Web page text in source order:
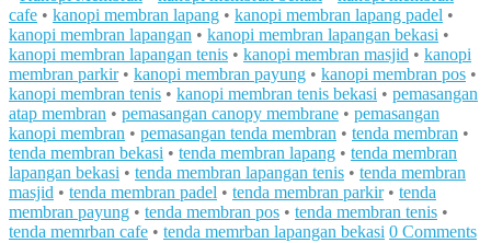
cafe • kanopi membran lapang • kanopi membran lapang padel •
kanopi membran lapangan • kanopi membran lapangan bekasi •
kanopi membran lapangan tenis • kanopi membran masjid • kanopi
membran parkir• kanopi membran payung • kanopi membran pos •
kanopi membran tenis • kanopi membran tenis bekasi • pemasangan
atap membran • pemasangan canopy membrane • pemasangan
kanopi membran • pemasangan tenda membran • tenda membran •
tenda membran bekasi • tenda membran lapang • tenda membran
lapangan bekasi • tenda membran lapangan tenis • tenda membran
masjid • tenda membran padel • tenda membran parkir• tenda
membran payung • tenda membran pos • tenda membran tenis •
tenda memrban cafe • tenda memrban lapangan bekasi 0 Comments